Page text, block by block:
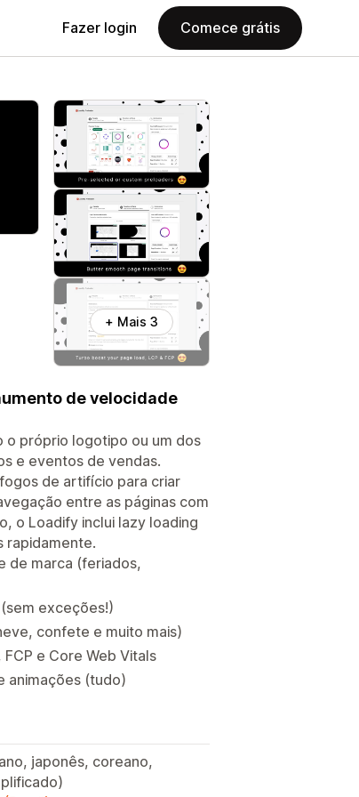
Fazer login Comece grátis
+ Mais 3
de velocidade
o próprio logotipo ou um dos
e eventos de vendas.
de artifício para criar
entre as páginas com
o Loadify inclui lazy loading
rapidamente.
de marca (feriados,
exceções!)
confete e muito mais)
e Core Web Vitals
animações (tudo)
japonês, coreano,